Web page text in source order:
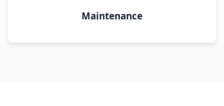
Maintenance